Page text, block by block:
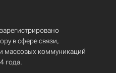
в сфере связи,
массовых коммуникаций
года.